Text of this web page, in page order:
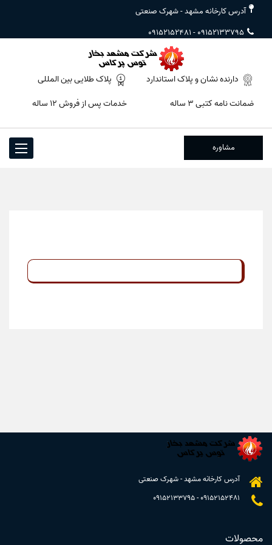
آدرس کارخانه مشهد - شهرک صنعتی
09152133795
-
09152152481
دارنده نشان و پلاک استاندارد
ضمانت نامه کتبی ۳ ساله
پلاک طلایی بین المللی
خدمات پس از فروش ۱۲ ساله
Toggle
مشاوره
آدرس کارخانه مشهد - شهرک صنعتی
09152152481
-
09152133795
محصولات